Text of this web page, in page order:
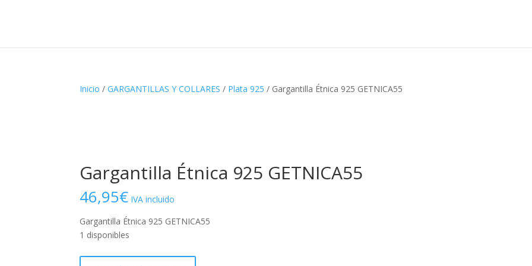
Inicio /GARGANTILLAS Y COLLARES / Plata 925 / Gargantilla Étnica 925 GETNICA55
Gargantilla Étnica 925 GETNICA55
46,95€ IVA incluido
Gargantilla Étnica 925 GETNICA55
1 disponibles